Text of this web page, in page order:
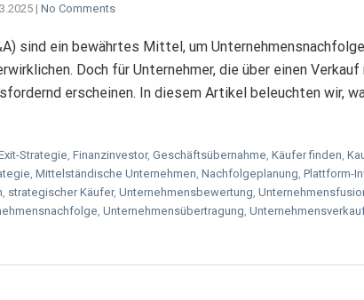
| No Comments
sind ein bewährtes Mittel, um
Doch für Unternehmer, die über einen Verkauf
erscheinen. In diesem Artikel beleuchten wir,
Strategie Finanzinvestor, Geschäftsübernahme Käufer finden
Mittelständische Unternehmen Nachfolgeplanung Plattform-
strategischer Käufer, Unternehmensbewertung
Unternehmensübertragung